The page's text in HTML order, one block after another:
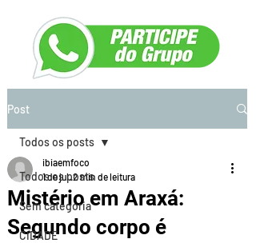
Post
Todos os posts
Sem categoria
CIDADE
Todos os posts
Mistério em Araxá:
Segundo corpo é
ibiaemfoco
1 de jul.2 min de leitura